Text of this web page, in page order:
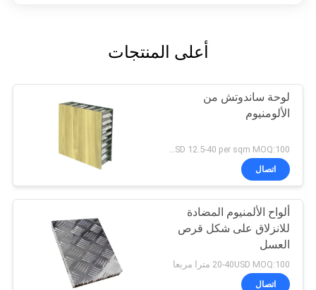
أعلى المنتجات
لوحة ساندوتش من
الألومنيوم
USD 12.5-40 per sqm MOQ:100 مترا مربعا
اتصال
ألواح الألمنيوم المضادة
للانزلاق على شكل قرص
العسل
20-40USD MOQ:100 مترا مربعا
اتصال